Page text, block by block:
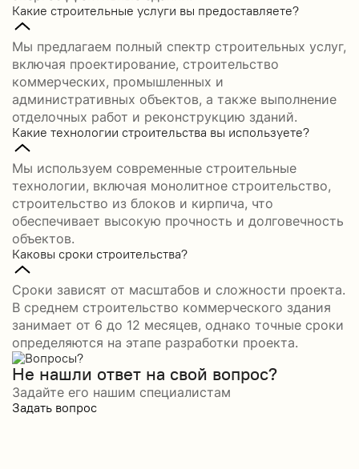
Какие строительные услуги вы предоставляете?
Мы предлагаем полный спектр строительных услуг,
включая проектирование, строительство
коммерческих, промышленных и
административных объектов, а также выполнение
отделочных работ и реконструкцию зданий.
Какие технологии строительства вы используете?
Мы используем современные строительные
технологии, включая монолитное строительство,
строительство из блоков и кирпича, что
обеспечивает высокую прочность и долговечность
объектов.
Каковы сроки строительства?
Сроки зависят от масштабов и сложности проекта.
В среднем строительство коммерческого здания
занимает от 6 до 12 месяцев, однако точные сроки
определяются на этапе разработки проекта.
Не нашли ответ на свой вопрос?
Задайте его нашим специалистам
Задать вопрос